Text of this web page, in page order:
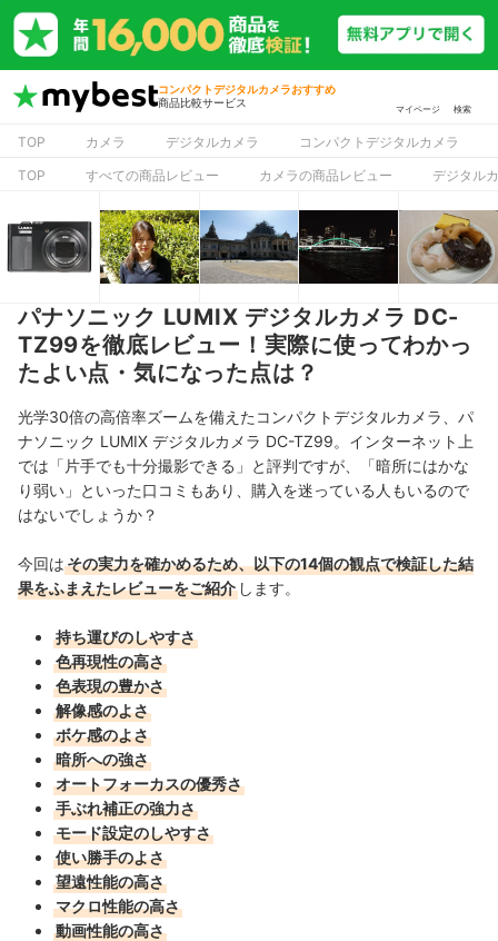
コンパクトデジタルカメラおすすめ
商品比較サービス
マイページ 検索
TOP カメラ デジタルカメラ
コンパクトデジタルカメラ
TOP
すべての商品レビュー カメラの商品レビュー デジタル
パナソニック LUMIX デジタルカメラ DC-
TZ99を徹底レビュー！実際に使ってわかっ
たよい点・気になった点は？
光学30倍の高倍率ズームを備えたコンパクトデジタルカメラ、パ
ナソニック LUMIX デジタルカメラ DC-TZ99。インターネット上
では「片手でも十分撮影できる」と評判ですが、「暗所にはかな
り弱い」といった口コミもあり、購入を迷っている人もいるので
はないでしょうか？
今回はその実力を確かめるため、以下の14個の観点で検証した結
果をふまえたレビューをご紹介 します。
持ち運びのしやすさ
色再現性の高さ
色表現の豊かさ
解像感のよさ
ボケ感のよさ
暗所への強さ
オートフォーカスの優秀さ
手ぶれ補正の強力さ
モード設定のしやすさ
使い勝手のよさ
望遠性能の高さ
マクロ性能の高さ
動画性能の高さ